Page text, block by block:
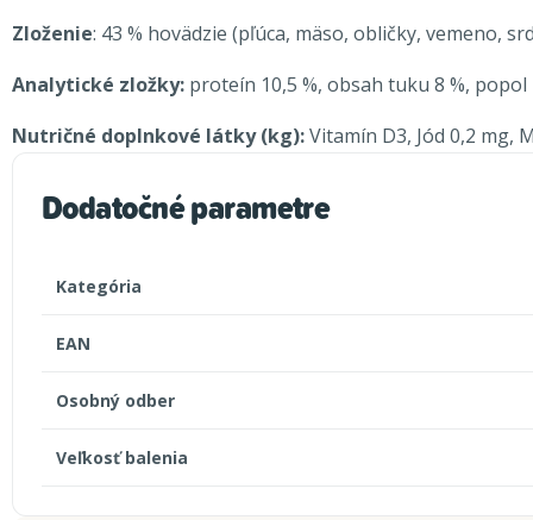
Zloženie: 43 % hovädzie (pľúca, mäso, obličky, vemeno,
Analytické zložky: proteín 10,5 %, obsah tuku 8 %, popol
Nutričné ​​doplnkové látky (kg):Vitamín D3, Jód 0,2 mg,
Dodatočné parametre
Kategória
EAN
Osobný odber
Veľkosť balenia